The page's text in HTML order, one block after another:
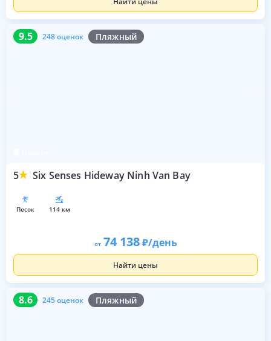
9.5 248 оценок Пляжный
5 Six Senses Hideway Ninh Van Bay
9.5 248 оценок
песок 114 км
от 74 138 /день
Найти цены
8.6 245 оценок Пляжный
8.6 245 оценок